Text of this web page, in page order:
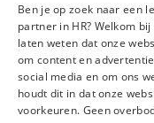
Detacheren
Ben je op zoek naar een
partner in HR? Welkom
laten weten dat onze
om content en
social media en om ons
houdt dit in dat onze
voorkeuren. Geen